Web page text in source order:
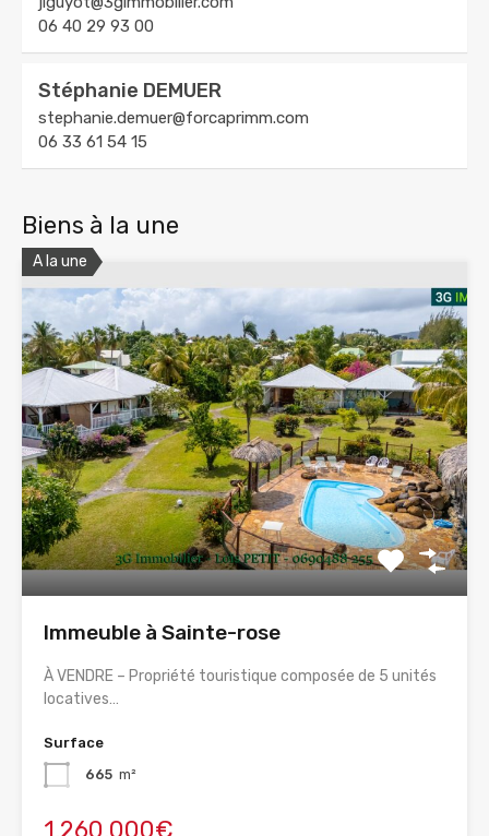
06 40 29 93 00
Stéphanie DEMUER
stephanie.demuer@forcaprimm.com
06 33 61 54 15
Biens à la une
A la une
Immeuble à Sainte-rose
À VENDRE – Propriété touristique composée de 5 unités
locatives…
Surface
665 m²